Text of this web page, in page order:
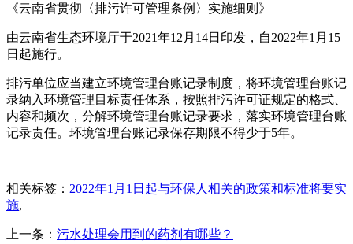
《云南省贯彻〈排污许可管理条例〉实施细则》
由云南省生态环境厅于2021年12月14日印发，自2022年1月15
日起施行。
排污单位应当建立环境管理台账记录制度，将环境管理台账记
录纳入环境管理目标责任体系，按照排污许可证规定的格式、
内容和频次，分解环境管理台账记录要求，落实环境管理台账
记录责任。环境管理台账记录保存期限不得少于5年。
相关标签： 2022年1月1日起与环保人相关的政策和标准将要实
施,
上一条： 污水处理会用到的药剂有哪些？